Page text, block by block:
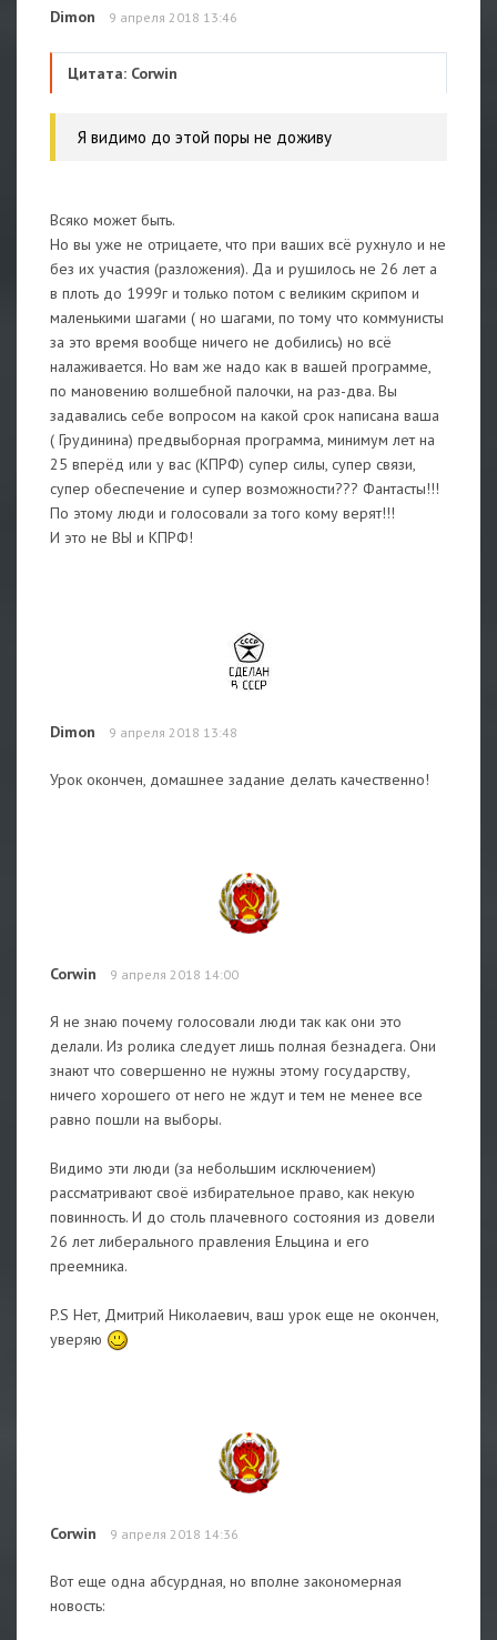
Dimon 9 апреля 2018 13:46
Цитата: Corwin
Я видимо до этой поры не доживу
Всяко может быть.
Но вы уже не отрицаете, что при ваших всё рухнуло и не
без их участия (разложения). Да и рушилось не 26 лет а
в плоть до 1999г и только потом с великим скрипом и
маленькими шагами ( но шагами, по тому что коммунисты
за это время вообще ничего не добились) но всё
налаживается. Но вам же надо как в вашей программе,
по мановению волшебной палочки, на раз-два. Вы
задавались себе вопросом на какой срок написана ваша
( Грудинина) предвыборная программа, минимум лет на
25 вперёд или у вас (КПРФ) супер силы, супер связи,
супер обеспечение и супер возможности??? Фантасты!!!
По этому люди и голосовали за того кому верят!!!
И это не ВЫ и КПРФ!
Dimon 9 апреля 2018 13:48
Урок окончен, домашнее задание делать качественно!
Corwin 9 апреля 2018 14:00
Я не знаю почему голосовали люди так как они это
делали. Из ролика следует лишь полная безнадега. Они
знают что совершенно не нужны этому государству,
ничего хорошего от него не ждут и тем не менее все
равно пошли на выборы.
Видимо эти люди (за небольшим исключением)
рассматривают своё избирательное право, как некую
повинность. И до столь плачевного состояния из довели
26 лет либерального правления Ельцина и его
преемника.
P.S Нет, Дмитрий Николаевич, ваш урок еще не окончен,
уверяю
Corwin 9 апреля 2018 14:36
Вот еще одна абсурдная, но вполне закономерная
новость: